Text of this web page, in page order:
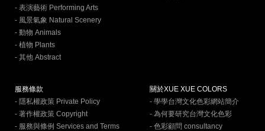
- 表演藝術 Performing Arts
- 風景氣象 Natural Scenery
- 動物 Animals
- 植物 Plants
- 其他 Abstract
服務條款
- 隱私權政策 Private Policy
- 著作權政策 Copyright
- 服務與條例 Services and Terms
關於XUE XUE COLORS
- 學學台灣文化色彩網站簡介
- 為何要研究台灣文化色彩
- 色彩顧問 consultancy